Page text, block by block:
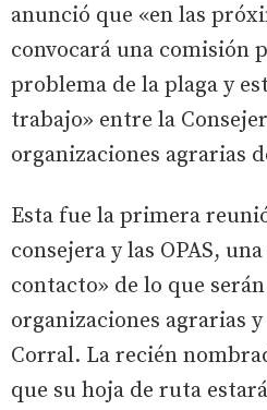
anunció que «en las
convocará una comisión
problema de la plaga y
trabajo» entre la
organizaciones agrarias
Esta fue la primera
consejera y las OPAS,
contacto» de lo que
organizaciones agrarias
Corral. La recién
que su hoja de ruta